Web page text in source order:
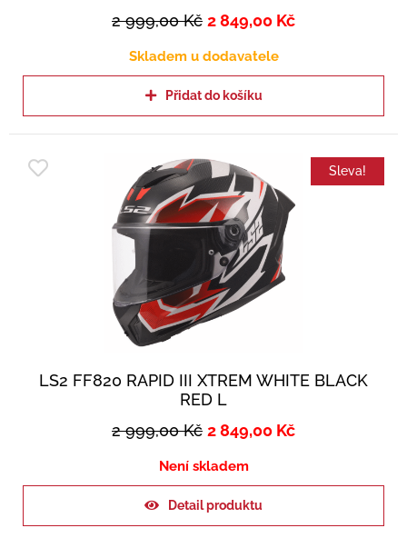
2 999,00Kč 2 849,00 Kč
Skladem u dodavatele
Přidat do košíku
Sleva!
LS2 FF820 RAPID III XTREM WHITE BLACK
RED L
2 999,00Kč 2 849,00 Kč
Není skladem
Detail produktu